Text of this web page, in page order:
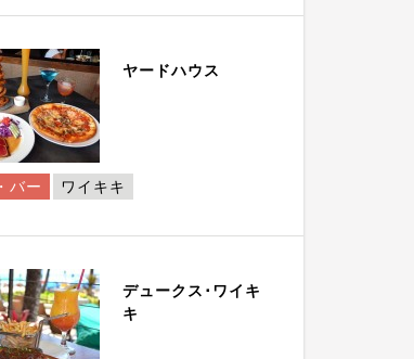
ヤードハウス
バー ワイキキ
デュークス･ワイキ
キ